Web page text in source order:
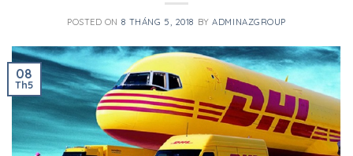
POSTED ON 8 THÁNG 5, 2018 BYADMINAZGROUP
08
Th5